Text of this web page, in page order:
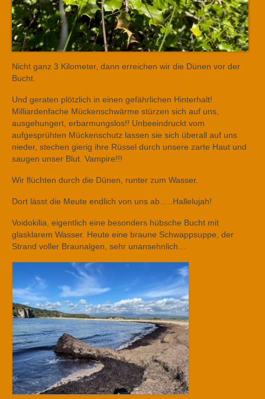
Nicht ganz 3 Kilometer, dann erreichen wir die Dünen vor der
Bucht.
Und geraten plötzlich in einen gefährlichen Hinterhalt!
Milliardenfache Mückenschwärme stürzen sich auf uns,
ausgehungert, erbarmungslos!! Unbeeindruckt vom
aufgesprühten Mückenschutz lassen sie sich überall auf uns
nieder, stechen gierig ihre Rüssel durch unsere zarte Haut und
saugen unser Blut. Vampire!!!
Wir flüchten durch die Dünen, runter zum Wasser.
Dort lässt die Meute endlich von uns ab…..Hallelujah!
Voidokilia, eigentlich eine besonders hübsche Bucht mit
glasklarem Wasser. Heute eine braune Schwappsuppe, der
Strand voller Braunalgen, sehr unansehnlich…